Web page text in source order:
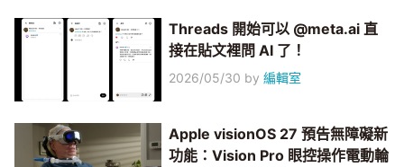
Threads 開始可以 @meta.ai 直
接在貼文裡問 AI 了！
2026/05/30 by編輯室
Apple visionOS 27 預告無障礙新
功能：Vision Pro 眼控操作電動輪